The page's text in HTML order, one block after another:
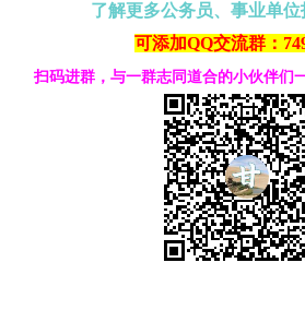
了解更多公务员、事业单
可添加QQ交流群：
扫码进群，与一群志同道合的小伙伴们